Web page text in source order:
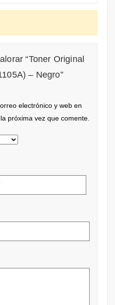
“Toner Original
– Negro”
electrónico y web en
próxima vez que comente.